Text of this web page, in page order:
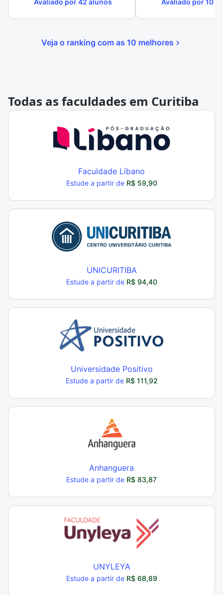
Avaliado por 42 alunos
Avaliado por 10
Veja o ranking com as 10 melhores
Todas as faculdades em Curitiba
Faculdade Líbano
Estude a partir de R$ 59,90
UNICURITIBA
Estude a partir de R$ 94,40
Universidade Positivo
Estude a partir de R$ 111,92
Anhanguera
Estude a partir de R$ 83,87
UNYLEYA
Estude a partir de R$ 68,89